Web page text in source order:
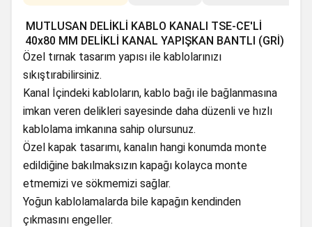
MUTLUSAN DELİKLİ KABLO KANALI TSE-CE'Lİ
40x80 MM DELİKLİ KANAL YAPIŞKAN BANTLI (GRİ)
Özel tırnak tasarım yapısı ile kablolarınızı
sıkıştırabilirsiniz.
Kanal İçindeki kabloların, kablo bağı ile bağlanmasına
imkan veren delikleri sayesinde daha düzenli ve hızlı
kablolama imkanına sahip olursunuz.
Özel kapak tasarımı, kanalın hangi konumda monte
edildiğine bakılmaksızın kapağı kolayca monte
etmemizi ve sökmemizi sağlar.
Yoğun kablolamalarda bile kapağın kendinden
çıkmasını engeller.